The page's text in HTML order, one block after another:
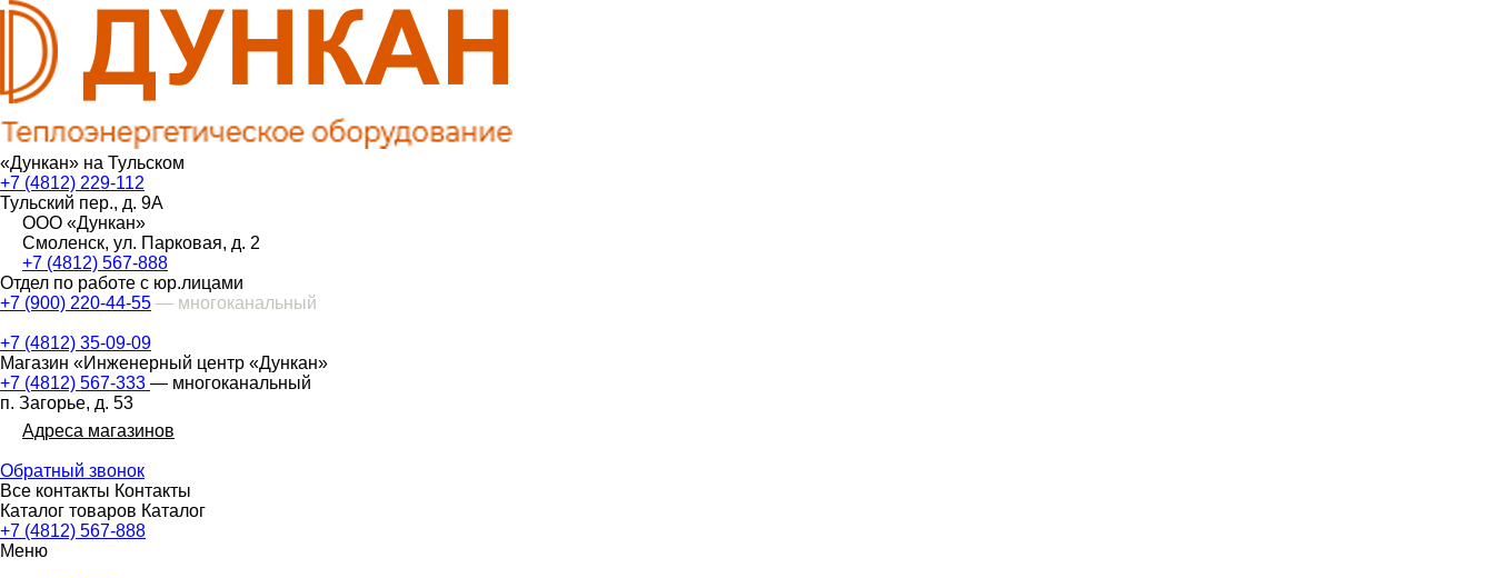
«Дункан» на Тульском
+7 (4812) 229-112
Тульский пер., д. 9А
ООО «Дункан»
Смоленск, ул. Парковая, д. 2
+7 (4812) 567-888
Отдел по работе с юр.лицами
+7 (900) 220-44-55 — многоканальный
+7 (4812) 35-09-09
Магазин «Инженерный центр «Дункан»
+7 (4812) 567-333 — многоканальный
п. Загорье, д. 53
Адреса магазинов
Обратный звонок
Все контакты Контакты
Каталог товаров Каталог
+7 (4812) 567-888
Меню